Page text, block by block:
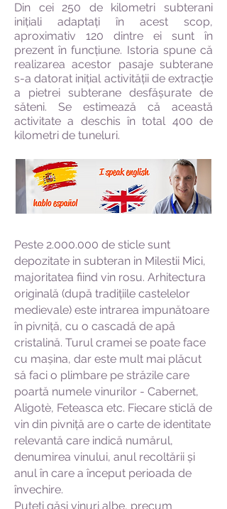
Din cei 250 de kilometri subterani
inițiali adaptați în acest scop,
aproximativ 120 dintre ei sunt în
prezent în funcțiune. Istoria spune că
realizarea acestor pasaje subterane
s-a datorat inițial activității de extracție
a pietrei subterane desfășurate de
săteni. Se estimează că această
activitate a deschis în total 400 de
kilometri de tuneluri.
Peste 2.000.000 de sticle sunt
depozitate in subteran in Milestii Mici,
majoritatea fiind vin rosu. Arhitectura
originală (după tradițiile castelelor
medievale) este intrarea impunătoare
în pivniță, cu o cascadă de apă
cristalină. Turul cramei se poate face
cu mașina, dar este mult mai plăcut
să faci o plimbare pe străzile care
poartă numele vinurilor - Cabernet,
Aligotè, Feteasca etc. Fiecare sticlă de
vin din pivniță are o carte de identitate
relevantă care indică numărul,
denumirea vinului, anul recoltării și
anul în care a început perioada de
învechire.
Puteți găsi vinuri albe, precum